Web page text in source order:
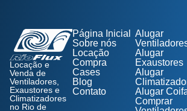
Locação e
Venda de
Ventiladores,
Exaustores e
Climatizadores
no Rio de
Página Inicial
Sobre nós
Locação
Compra
Cases
Blog
Contato
Alugar
Alugar
Exaustores
Alugar
Alugar
Comprar